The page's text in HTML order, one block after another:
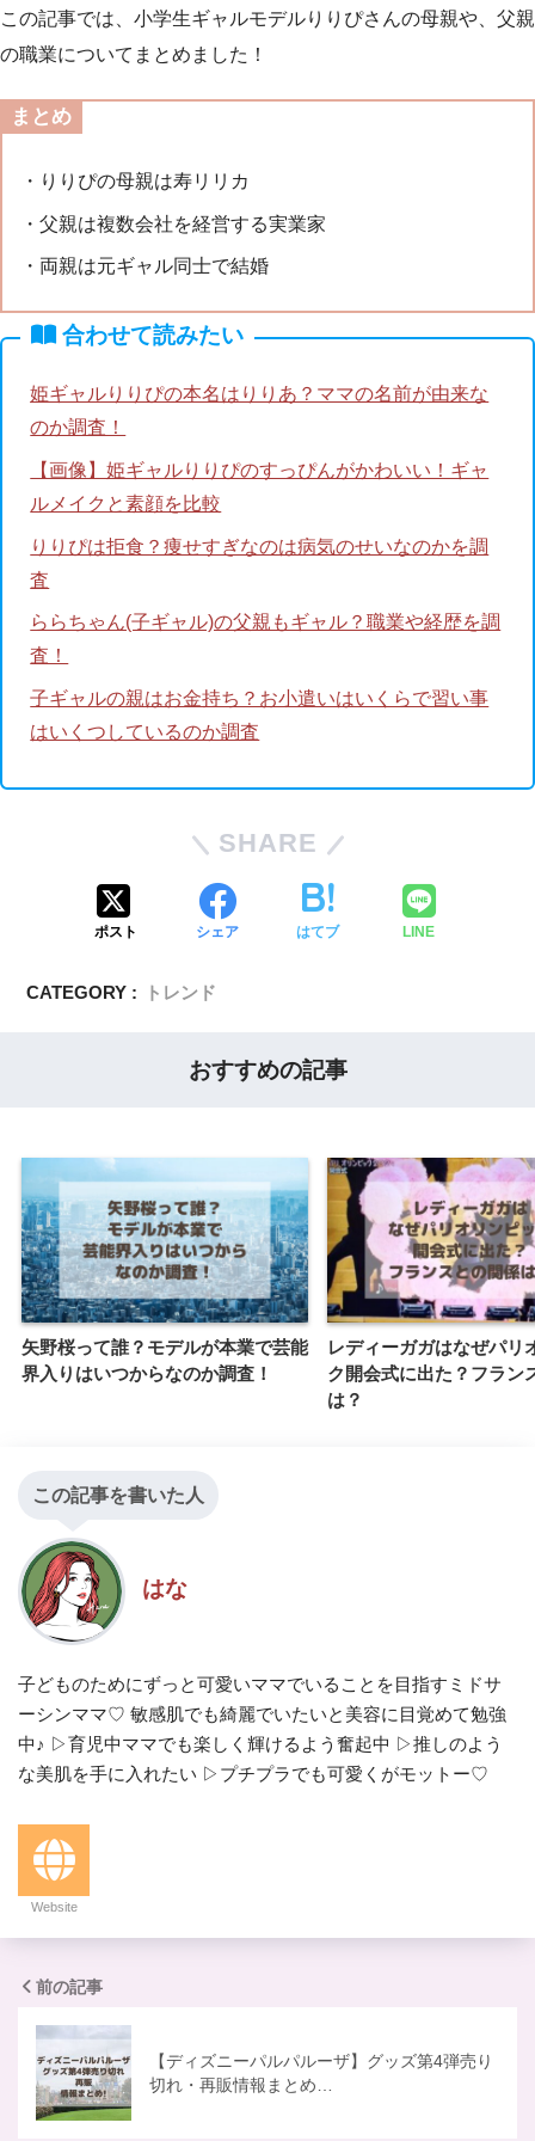
この記事では、小学生ギャルモデルりりぴさんの母親や、父親
の職業についてまとめました！
まとめ
・りりぴの母親は寿リリカ
・父親は複数会社を経営する実業家
・両親は元ギャル同士で結婚
合わせて読みたい
姫ギャルりりぴの本名はりりあ？ママの名前が由来な
のか調査！
【画像】姫ギャルりりぴのすっぴんがかわいい！ギャ
ルメイクと素顔を比較
りりぴは拒食？痩せすぎなのは病気のせいなのかを調
査
ららちゃん(子ギャル)の父親もギャル？職業や経歴を調
査！
子ギャルの親はお金持ち？お小遣いはいくらで習い事
はいくつしているのか調査
SHARE
ポスト シェア はてブ LINE
CATEGORY : トレンド
おすすめの記事
矢野桜って誰？モデルが本業で芸能
界入りはいつからなのか調査！
レディーガガはなぜパリ
ク開会式に出た？フラン
は？
この記事を書いた人
はな
子どものためにずっと可愛いママでいることを目指すミドサ
ーシンママ♡ 敏感肌でも綺麗でいたいと美容に目覚めて勉強
中♪ ▷育児中ママでも楽しく輝けるよう奮起中 ▷推しのよう
な美肌を手に入れたい ▷プチプラでも可愛くがモットー♡
Website
前の記事
【ディズニーパルパルーザ】グッズ第4弾売り
切れ・再販情報まとめ…